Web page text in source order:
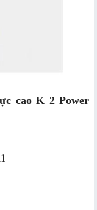
cao K 2 Power